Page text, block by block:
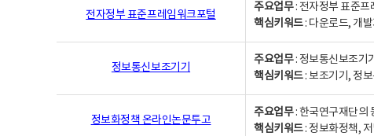
전자정부 표준프레임워크포털
주요업무: 전자정부 표준프
핵심키워드: 다운로드, 개
정보통신보조기기
주요업무: 정보통신보조기
핵심키워드: 보조기기, 정
정보화정책 온라인논문투고
주요업무: 한국연구재단의
핵심키워드: 정보화정책,